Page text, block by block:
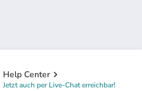
Help Center
Jetzt auch per Live-Chat erreichbar!